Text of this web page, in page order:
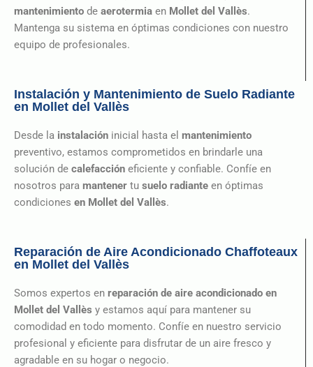
mantenimiento de aerotermia en Mollet del Vallès.
Mantenga su sistema en óptimas condiciones con nuestro
equipo de profesionales.
Instalación y Mantenimiento de Suelo Radiante
en Mollet del Vallès
Desde la instalación inicial hasta el mantenimiento
preventivo, estamos comprometidos en brindarle una
solución de calefacción eficiente y confiable. Confíe en
nosotros para mantener tu suelo radiante en óptimas
condiciones en Mollet del Vallès.
Reparación de Aire Acondicionado Chaffoteaux
en Mollet del Vallès
Somos expertos en reparación de aire acondicionado en
Mollet del Vallès y estamos aquí para mantener su
comodidad en todo momento. Confíe en nuestro servicio
profesional y eficiente para disfrutar de un aire fresco y
agradable en su hogar o negocio.